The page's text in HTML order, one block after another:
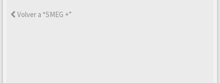
Volver a “SMEG +”